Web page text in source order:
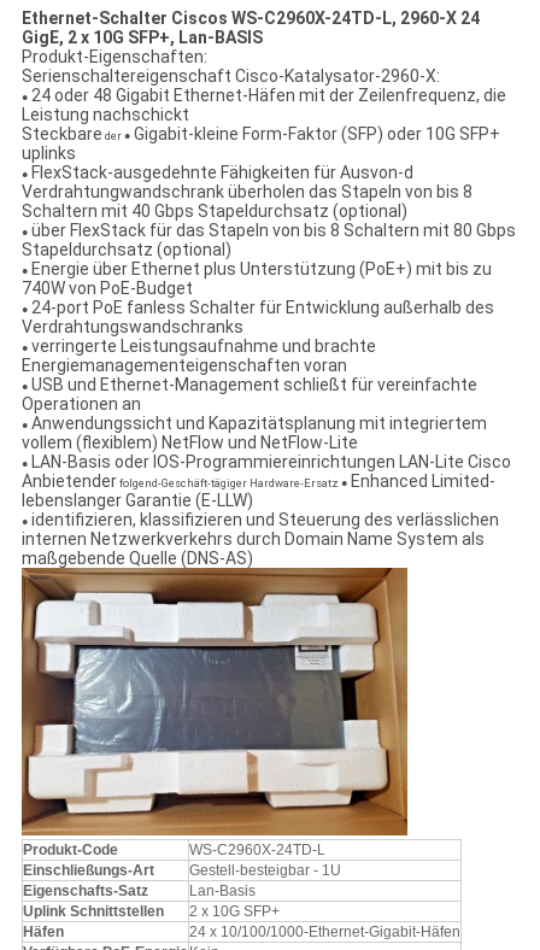
Ethernet-Schalter Ciscos WS-C2960X-24TD-L, 2960-X 24
GigE, 2 x 10G SFP+, Lan-BASIS
Produkt-Eigenschaften:
Serienschaltereigenschaft Cisco-Katalysator-2960-X:
●24 oder 48 Gigabit Ethernet-Häfen mit der Zeilenfrequenz, die
Leistung nachschickt
Steckbare der ●Gigabit-kleine Form-Faktor (SFP) oder 10G SFP+
uplinks
●FlexStack-ausgedehnte Fähigkeiten für Ausvon-d
Verdrahtungwandschrank überholen das Stapeln von bis 8
Schaltern mit 40 Gbps Stapeldurchsatz (optional)
●über FlexStack für das Stapeln von bis 8 Schaltern mit 80 Gbps
Stapeldurchsatz (optional)
●Energie über Ethernet plus Unterstützung (PoE+) mit bis zu
740W von PoE-Budget
●24-port PoE fanless Schalter für Entwicklung außerhalb des
Verdrahtungswandschranks
●verringerte Leistungsaufnahme und brachte
Energiemanagementeigenschaften voran
●USB und Ethernet-Management schließt für vereinfachte
Operationen an
●Anwendungssicht und Kapazitätsplanung mit integriertem
vollem (flexiblem) NetFlow und NetFlow-Lite
●LAN-Basis oder IOS-Programmiereinrichtungen LAN-Lite Cisco
Anbietenderfolgend-Geschäft-tägiger Hardware-Ersatz ●Enhanced Limited-
lebenslanger Garantie (E-LLW)
●identifizieren, klassifizieren und Steuerung des verlässlichen
internen Netzwerkverkehrs durch Domain Name System als
maßgebende Quelle (DNS-AS)
Produkt-Code
WS-C2960X-24TD-L
Einschließungs-Art
Gestell-besteigbar - 1U
Eigenschafts-Satz
Lan-Basis
Uplink Schnittstellen
2 x 10G SFP+
Häfen
24 x 10/100/1000-Ethernet-Gigabit-Häfen